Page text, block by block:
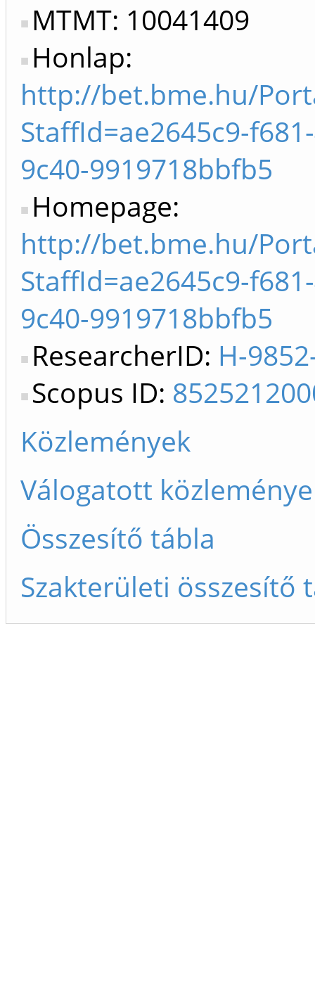
MTMT: 10041409
Honlap:
http://bet.bme.hu/
StaffId=ae2645c9-
9c40-9919718bbfb5
Homepage:
http://bet.bme.hu/
StaffId=ae2645c9-
9c40-9919718bbfb5
ResearcherID: H-
Scopus ID:
Közlemények
Válogatott
Összesítő tábla
Szakterületi összesítő